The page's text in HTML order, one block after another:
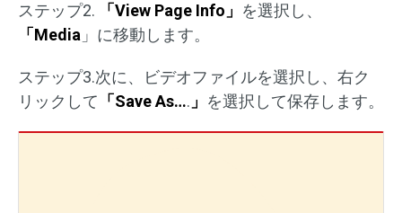
ステップ2. 「View Page Info」 を選択し、
「Media 」に移動します。
ステップ3.次に、ビデオファイルを選択し、右ク
リックして 「Save As…. 」 を選択して保存します。